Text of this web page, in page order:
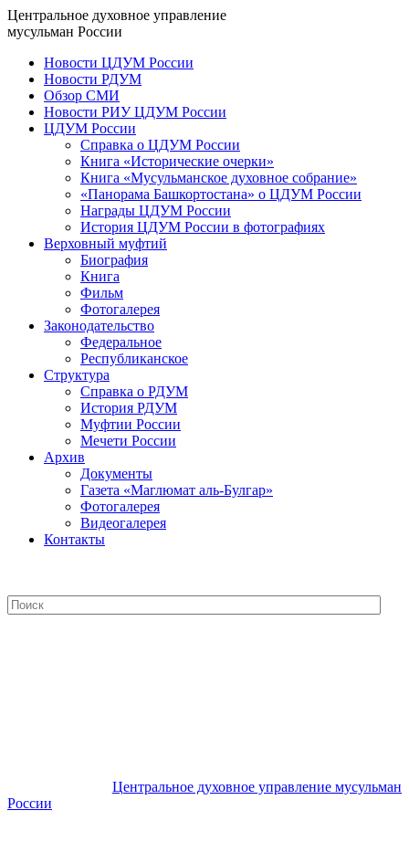
Центральное духовное управление
мусульман России
Новости ЦДУМ России
Новости РДУМ
Обзор СМИ
Новости РИУ ЦДУМ России
ЦДУМ России
Справка о ЦДУМ России
Книга «Исторические очерки»
Книга «Мусульманское духовное собрание»
«Панорама Башкортостана» о ЦДУМ России
Награды ЦДУМ России
История ЦДУМ России в фотографиях
Верховный муфтий
Биография
Книга
Фильм
Фотогалерея
Законодательство
Федеральное
Республиканское
Структура
Справка о РДУМ
История РДУМ
Муфтии России
Мечети России
Архив
Документы
Газета «Маглюмат аль-Булгар»
Фотогалерея
Видеогалерея
Контакты
Центральное духовное управление мусульман
России